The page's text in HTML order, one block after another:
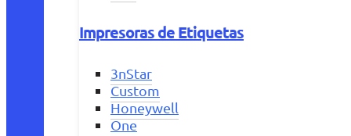
Impresoras de Etiquetas
3nStar
Custom
Honeywell
One